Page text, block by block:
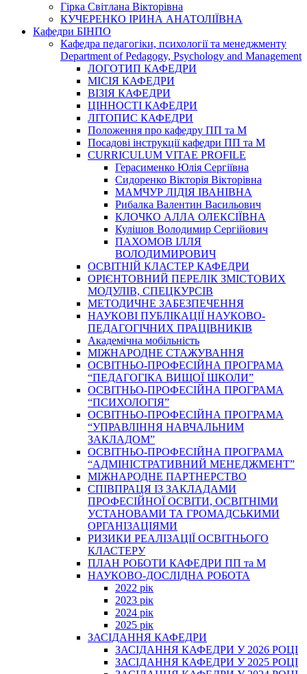
Гірка Світлана Вікторівна
КУЧЕРЕНКО ІРИНА АНАТОЛІЇВНА
Кафедри БІНПО
Кафедра педагогіки, психології та менеджменту
Department of Pedagogy, Psychology and Management
ЛОГОТИП КАФЕДРИ
МІСІЯ КАФЕДРИ
ВІЗІЯ КАФЕДРИ
ЦІННОСТІ КАФЕДРИ
ЛІТОПИС КАФЕДРИ
Положення про кафедру ПП та М
Посадові інструкції кафедри ПП та М
CURRICULUM VITAE PROFILE
Герасименко Юлія Сергіївна
Сидоренко Вікторія Вікторівна
МАМЧУР ЛІДІЯ ІВАНІВНА
Рибалка Валентин Васильович
КЛОЧКО АЛЛА ОЛЕКСІЇВНА
Кулішов Володимир Сергійович
ПАХОМОВ ІЛЛЯ
ВОЛОДИМИРОВИЧ
ОСВІТНІЙ КЛАСТЕР КАФЕДРИ
ОРІЄНТОВНИЙ ПЕРЕЛІК ЗМІСТОВИХ
МОДУЛІВ, СПЕЦКУРСІВ
МЕТОДИЧНЕ ЗАБЕЗПЕЧЕННЯ
НАУКОВІ ПУБЛІКАЦІЇ НАУКОВО-
ПЕДАГОГІЧНИХ ПРАЦІВНИКІВ
Академічна мобільність
МІЖНАРОДНЕ СТАЖУВАННЯ
ОСВІТНЬО-ПРОФЕСІЙНА ПРОГРАМА
“ПЕДАГОГІКА ВИЩОЇ ШКОЛИ”
ОСВІТНЬО-ПРОФЕСІЙНА ПРОГРАМА
“ПСИХОЛОГІЯ”
ОСВІТНЬО-ПРОФЕСІЙНА ПРОГРАМА
“УПРАВЛІННЯ НАВЧАЛЬНИМ
ЗАКЛАДОМ”
ОСВІТНЬО-ПРОФЕСІЙНА ПРОГРАМА
“АДМІНІСТРАТИВНИЙ МЕНЕДЖМЕНТ”
МІЖНАРОДНЕ ПАРТНЕРСТВО
СПІВПРАЦЯ ІЗ ЗАКЛАДАМИ
ПРОФЕСІЙНОЇ ОСВІТИ, ОСВІТНІМИ
УСТАНОВАМИ ТА ГРОМАДСЬКИМИ
ОРГАНІЗАЦІЯМИ
РИЗИКИ РЕАЛІЗАЦІЇ ОСВІТНЬОГО
КЛАСТЕРУ
ПЛАН РОБОТИ КАФЕДРИ ПП та М
НАУКОВО-ДОСЛІДНА РОБОТА
2022 рік
2023 рік
2024 рік
2025 рік
ЗАСІДАННЯ КАФЕДРИ
ЗАСІДАННЯ КАФЕДРИ У 2026 РОЦІ
ЗАСІДАННЯ КАФЕДРИ У 2025 РОЦІ